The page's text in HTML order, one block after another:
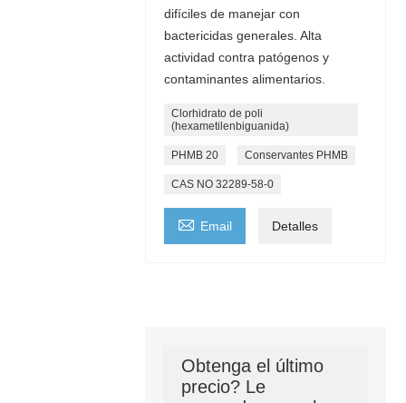
difíciles de manejar con
bactericidas generales. Alta
actividad contra patógenos y
contaminantes alimentarios.
Clorhidrato de poli
(hexametilenbiguanida)
PHMB 20 Conservantes PHMB
CAS NO 32289-58-0
 Email Detalles
Obtenga el último
precio? Le